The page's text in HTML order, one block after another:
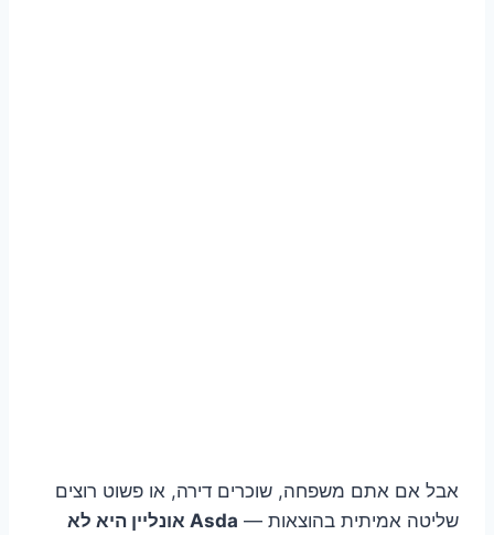
אבל אם אתם משפחה, שוכרים דירה, או פשוט רוצים
שליטה אמיתית בהוצאות —
Asda אונליין היא לא